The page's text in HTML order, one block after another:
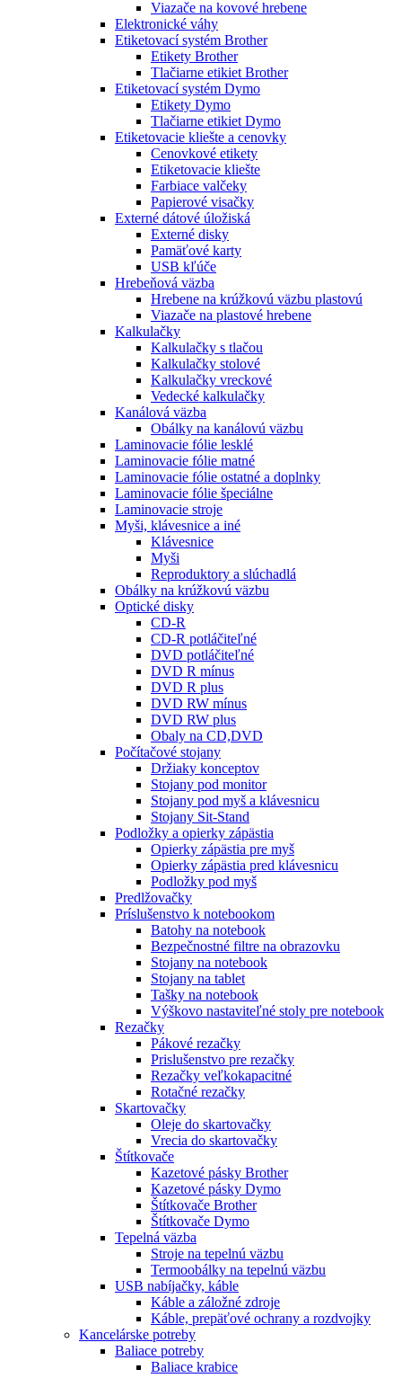
Viazače na kovové hrebene
Elektronické váhy
Etiketovací systém Brother
Etikety Brother
Tlačiarne etikiet Brother
Etiketovací systém Dymo
Etikety Dymo
Tlačiarne etikiet Dymo
Etiketovacie kliešte a cenovky
Cenovkové etikety
Etiketovacie kliešte
Farbiace valčeky
Papierové visačky
Externé dátové úložiská
Externé disky
Pamäťové karty
USB kľúče
Hrebeňová väzba
Hrebene na krúžkovú väzbu plastovú
Viazače na plastové hrebene
Kalkulačky
Kalkulačky s tlačou
Kalkulačky stolové
Kalkulačky vreckové
Vedecké kalkulačky
Kanálová väzba
Obálky na kanálovú väzbu
Laminovacie fólie lesklé
Laminovacie fólie matné
Laminovacie fólie ostatné a doplnky
Laminovacie fólie špeciálne
Laminovacie stroje
Myši, klávesnice a iné
Klávesnice
Myši
Reproduktory a slúchadlá
Obálky na krúžkovú väzbu
Optické disky
CD-R
CD-R potláčiteľné
DVD potláčiteľné
DVD R mínus
DVD R plus
DVD RW mínus
DVD RW plus
Obaly na CD,DVD
Počítačové stojany
Držiaky konceptov
Stojany pod monitor
Stojany pod myš a klávesnicu
Stojany Sit-Stand
Podložky a opierky zápästia
Opierky zápästia pre myš
Opierky zápästia pred klávesnicu
Podložky pod myš
Predlžovačky
Príslušenstvo k notebookom
Batohy na notebook
Bezpečnostné filtre na obrazovku
Stojany na notebook
Stojany na tablet
Tašky na notebook
Výškovo nastaviteľné stoly pre notebook
Rezačky
Pákové rezačky
Prislušenstvo pre rezačky
Rezačky veľkokapacitné
Rotačné rezačky
Skartovačky
Oleje do skartovačky
Vrecia do skartovačky
Štítkovače
Kazetové pásky Brother
Kazetové pásky Dymo
Štítkovače Brother
Štítkovače Dymo
Tepelná väzba
Stroje na tepelnú väzbu
Termoobálky na tepelnú väzbu
USB nabíjačky, káble
Káble a záložné zdroje
Káble, prepäťové ochrany a rozdvojky
Kancelárske potreby
Baliace potreby
Baliace krabice